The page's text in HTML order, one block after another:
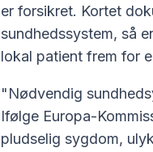
er forsikret. Kortet
sundhedssystem, så
lokal patient frem for
"Nødvendig
Ifølge Europa-
pludselig sygdom,